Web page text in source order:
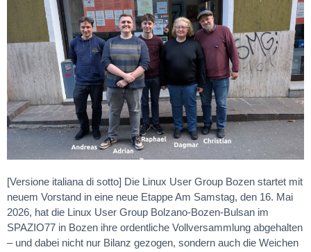
[Versione italiana di sotto] Die Linux User Group Bozen startet mit
neuem Vorstand in eine neue Etappe Am Samstag, den 16. Mai
2026, hat die Linux User Group Bolzano-Bozen-Bulsan im
SPAZIO77 in Bozen ihre ordentliche Vollversammlung abgehalten
– und dabei nicht nur Bilanz gezogen, sondern auch die Weichen